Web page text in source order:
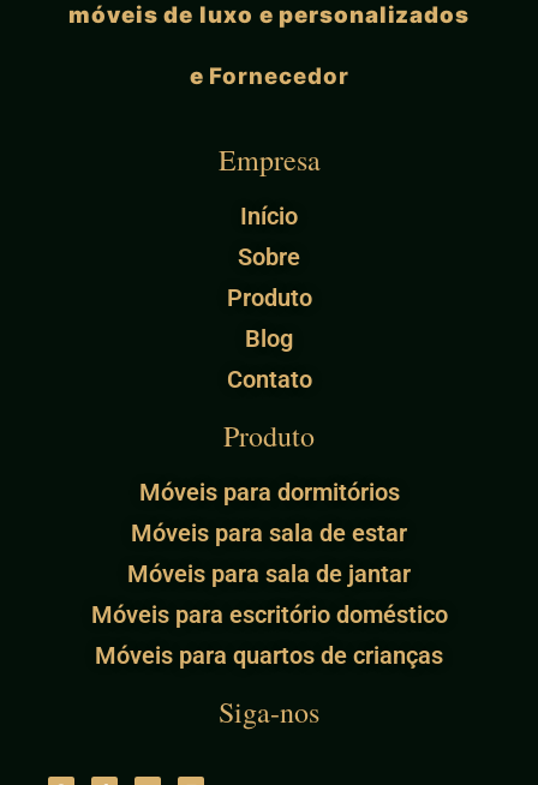
móveis de luxo e personalizados
e Fornecedor
Empresa
Início
Sobre
Produto
Blog
Contato
Produto
Móveis para dormitórios
Móveis para sala de estar
Móveis para sala de jantar
Móveis para escritório doméstico
Móveis para quartos de crianças
Siga-nos